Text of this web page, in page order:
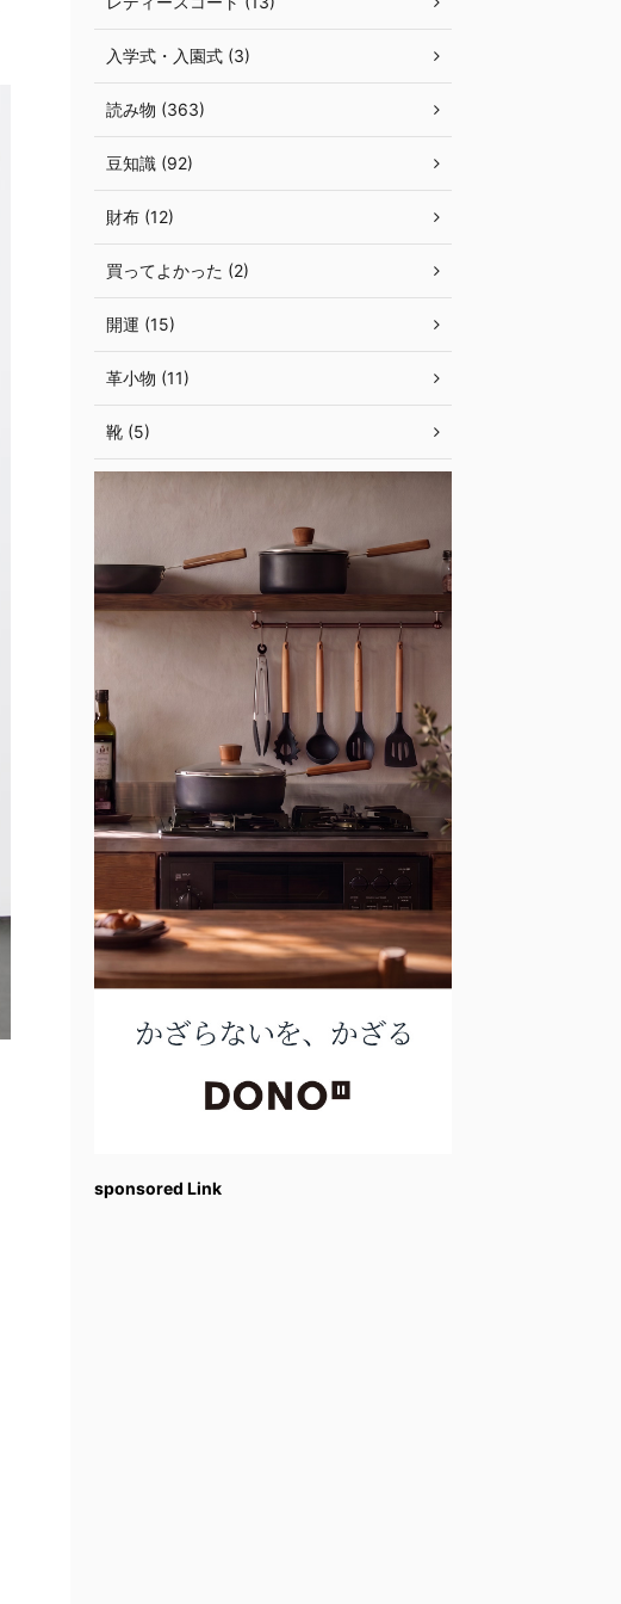
入学式・入園式 (3)
読み物 (363)
豆知識 (92)
財布 (12)
買ってよかった (2)
開運 (15)
革小物 (11)
靴 (5)
sponsored Link